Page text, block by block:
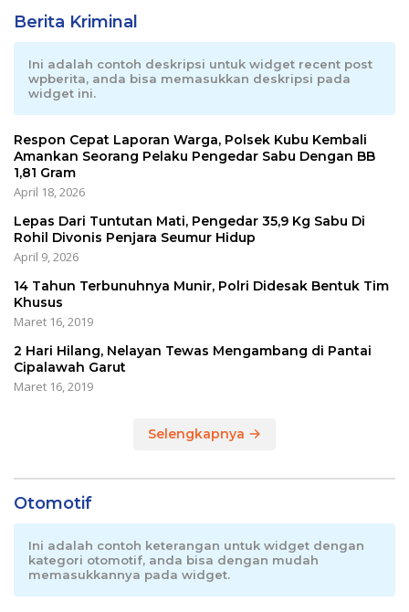
Berita Kriminal
Ini adalah contoh deskripsi untuk widget recent post
wpberita, anda bisa memasukkan deskripsi pada
widget ini.
Respon Cepat Laporan Warga, Polsek Kubu Kembali
Amankan Seorang Pelaku Pengedar Sabu Dengan BB
1,81 Gram
April 18, 2026
Lepas Dari Tuntutan Mati, Pengedar 35,9 Kg Sabu Di
Rohil Divonis Penjara Seumur Hidup
April 9, 2026
14 Tahun Terbunuhnya Munir, Polri Didesak Bentuk Tim
Khusus
Maret 16, 2019
2 Hari Hilang, Nelayan Tewas Mengambang di Pantai
Cipalawah Garut
Maret 16, 2019
Selengkapnya
Otomotif
Ini adalah contoh keterangan untuk widget dengan
kategori otomotif, anda bisa dengan mudah
memasukkannya pada widget.